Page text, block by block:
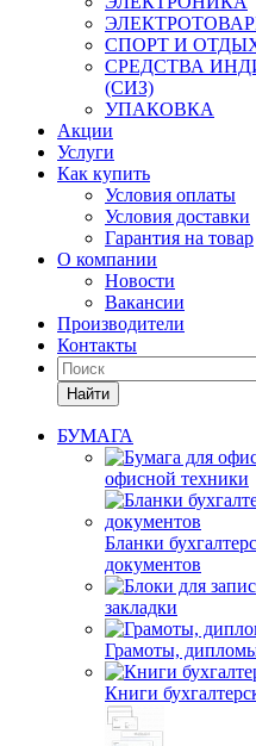
СПОРТ И
СРЕДСТВА
(СИЗ)
УПАКОВКА
Акции
Услуги
Как купить
Условия оплаты
Условия доставки
Гарантия на товар
О компании
Новости
Вакансии
Производители
Контакты
Найти
БУМАГА
офисной техники
Бланки
документов
закладки
Грамоты,
Книги